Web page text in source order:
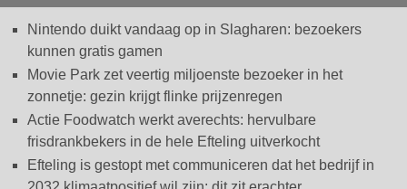
Nintendo duikt vandaag op in Slagharen: bezoekers
kunnen gratis gamen
Movie Park zet veertig miljoenste bezoeker in het
zonnetje: gezin krijgt flinke prijzenregen
Actie Foodwatch werkt averechts: hervulbare
frisdrankbekers in de hele Efteling uitverkocht
Efteling is gestopt met communiceren dat het bedrijf in